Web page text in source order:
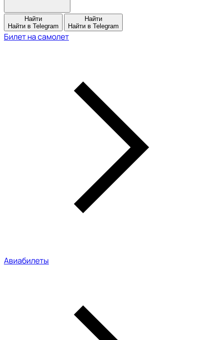
Найти
Найти в Telegram
Найти
Найти в Telegram
Билет на самолет
Авиабилеты